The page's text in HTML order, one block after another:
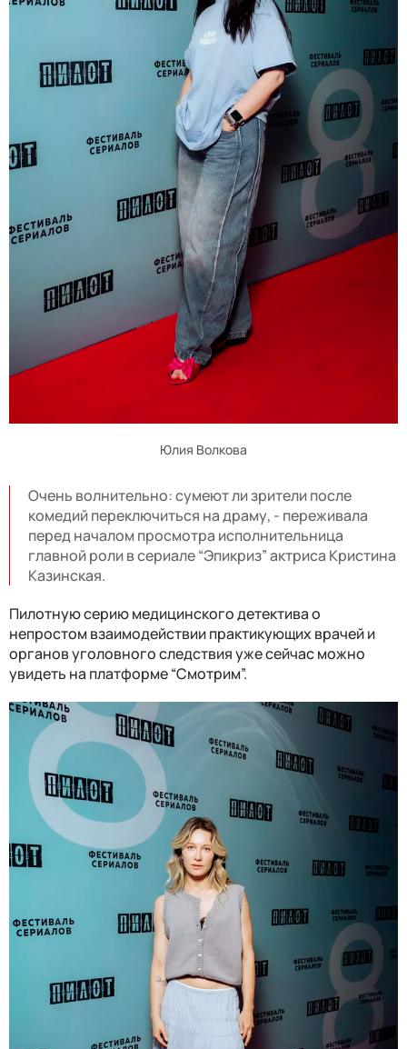
Юлия Волкова
Очень волнительно: сумеют ли зрители после
комедий переключиться на драму, - переживала
перед началом просмотра исполнительница
главной роли в сериале “Эпикриз” актриса Кристина
Казинская.
Пилотную серию медицинского детектива о
непростом взаимодействии практикующих врачей и
органов уголовного следствия уже сейчас можно
увидеть на платформе “Смотрим”.